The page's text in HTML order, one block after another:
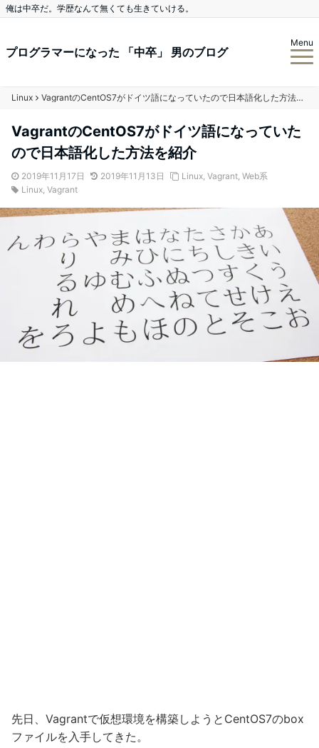
俺は中卒だ。学歴なんて無くても生きていける。
プログラマーになった 「中卒」 男のブログ
Menu
Linux VagrantのCentOS7がドイツ語になっていたので日本語化した方法を紹介
VagrantのCentOS7がドイツ語になっていた
ので日本語化した方法を紹介
2019年11月17日 2019年11月13日 Linux, Vagrant, Web系
Linux, Vagrant
先日、Vagrantで仮想環境を構築しようとCentOS7のbox
ファイルを入手してきた。